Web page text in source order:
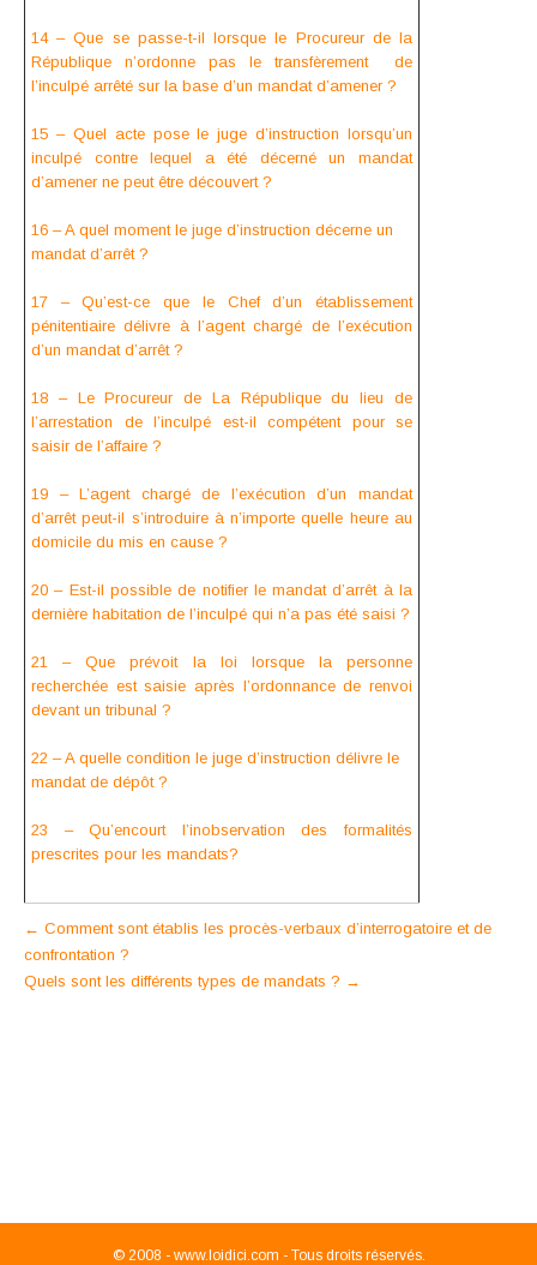
14 – Que se passe-t-il lorsque le Procureur de la
République n’ordonne pas le transfèrement de
l’inculpé arrêté sur la base d’un mandat d’amener ?
15 – Quel acte pose le juge d’instruction lorsqu’un
inculpé contre lequel a été décerné un mandat
d’amener ne peut être découvert ?
16 – A quel moment le juge d’instruction décerne un
mandat d’arrêt ?
17 – Qu’est-ce que le Chef d’un établissement
pénitentiaire délivre à l’agent chargé de l’exécution
d’un mandat d’arrêt ?
18 – Le Procureur de La République du lieu de
l’arrestation de l’inculpé est-il compétent pour se
saisir de l’affaire ?
19 – L’agent chargé de l’exécution d’un mandat
d’arrêt peut-il s’introduire à n’importe quelle heure au
domicile du mis en cause ?
20 – Est-il possible de notifier le mandat d’arrêt à la
dernière habitation de l’inculpé qui n’a pas été saisi ?
21 – Que prévoit la loi lorsque la personne
recherchée est saisie après l’ordonnance de renvoi
devant un tribunal ?
22 – A quelle condition le juge d’instruction délivre le
mandat de dépôt ?
23 – Qu’encourt l’inobservation des formalités
prescrites pour les mandats?
Post
navigation
← Comment sont établis les procès-verbaux d’interrogatoire et de
confrontation ?
Quels sont les différents types de mandats ? →
© 2008 - www.loidici.com - Tous droits réservés.